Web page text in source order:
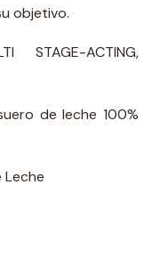
objetivo.
STAGE-ACTING,
de leche 100%
Leche